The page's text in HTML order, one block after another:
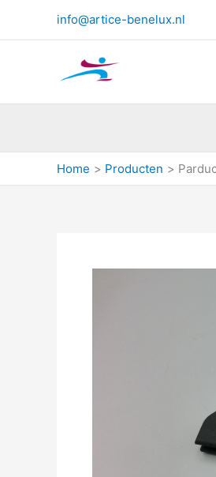
info@artice-benelux.nl
Home Producten